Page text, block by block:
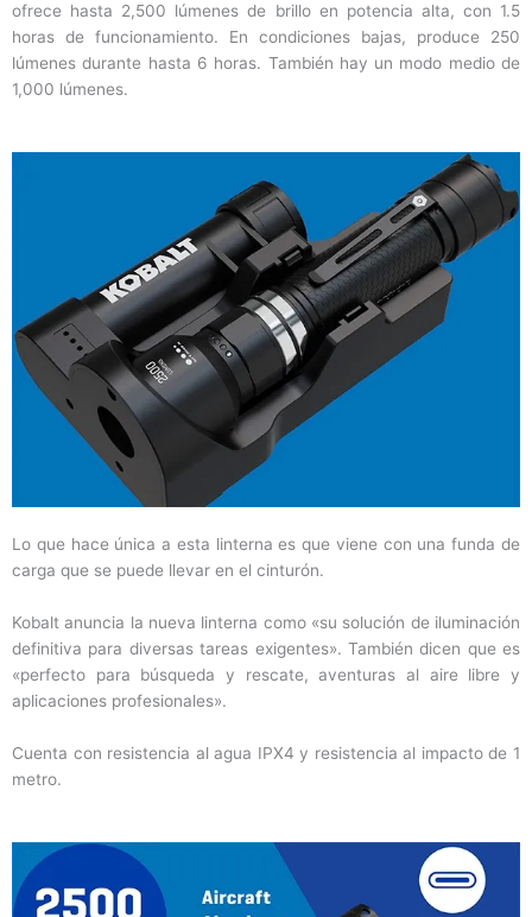
ofrece hasta 2,500 lúmenes de brillo en potencia alta, con 1.5
horas de funcionamiento. En condiciones bajas, produce 250
lúmenes durante hasta 6 horas. También hay un modo medio de
1,000 lúmenes.
Lo que hace única a esta linterna es que viene con una funda de
carga que se puede llevar en el cinturón.
Kobalt anuncia la nueva linterna como «su solución de iluminación
definitiva para diversas tareas exigentes». También dicen que es
«perfecto para búsqueda y rescate, aventuras al aire libre y
aplicaciones profesionales».
Cuenta con resistencia al agua IPX4 y resistencia al impacto de 1
metro.